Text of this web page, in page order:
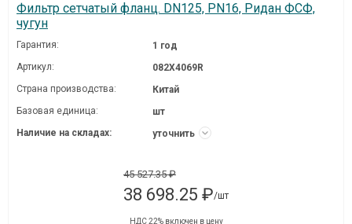
Фильтр сетчатый фланц. DN125, PN16, Ридан ФСФ,
чугун
Гарантия:
1 год
Артикул:
082X4069R
Страна производства:
Китай
Базовая единица:
шт
Наличие на складах:
уточнить
45 527.35 ₽
38 698.25 ₽/шт
НДС 22% включен в цену